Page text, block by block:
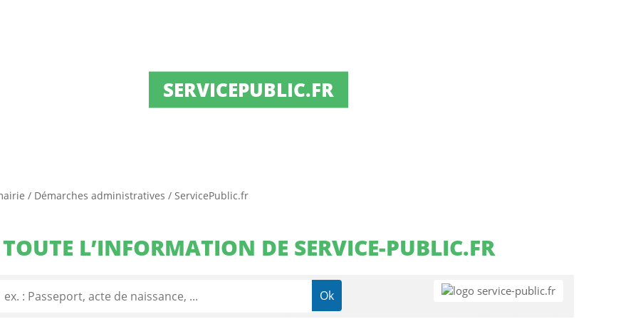
SERVICEPUBLIC.FR
/ Démarches administratives / ServicePublic.fr
TOUTE L’INFORMATION DE SERVICE-PUBLIC.FR